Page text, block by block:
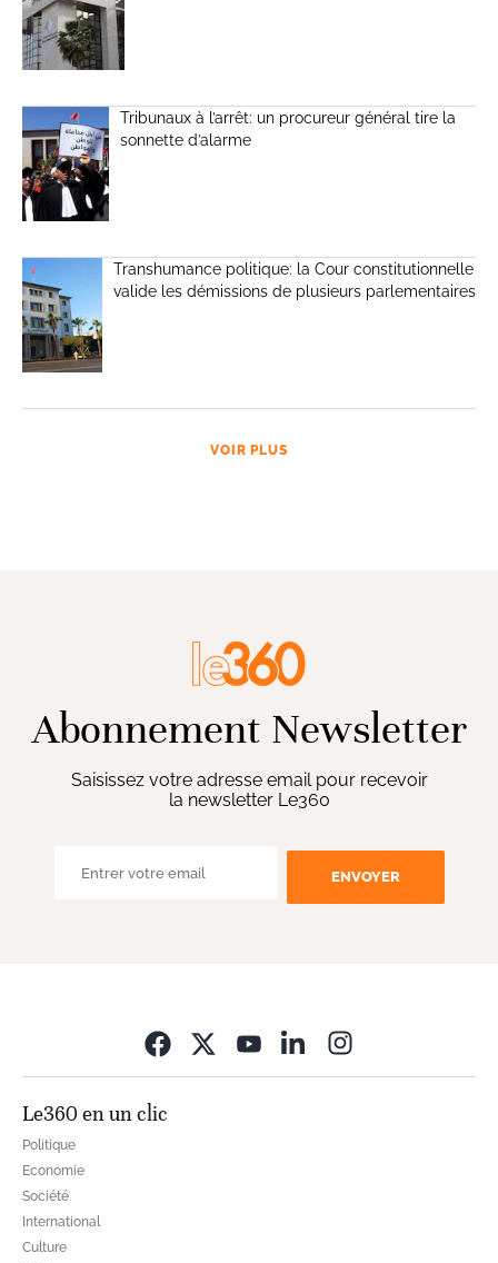
Tribunaux à l’arrêt: un procureur général tire la
sonnette d’alarme
Transhumance politique: la Cour constitutionnelle
valide les démissions de plusieurs parlementaires
VOIR PLUS
Abonnement Newsletter
Saisissez votre adresse email pour recevoir
la newsletter Le360
ENVOYER
Le360 en un clic
Politique
Economie
Société
International
Culture